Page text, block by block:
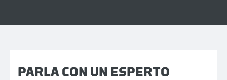
PARLA CON UN ESPERTO